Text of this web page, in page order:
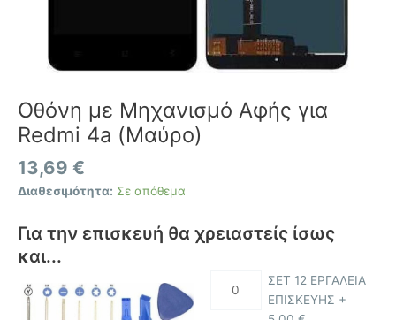
Οθόνη με Μηχανισμό Αφής για
Redmi 4a (Μαύρο)
13,69 €
Διαθεσιμότητα: Σε απόθεμα
Για την επισκευή θα χρειαστείς ίσως
και...
ΣΕΤ 12 ΕΡΓΑΛΕΙΑ
ΕΠΙΣΚΕΥΗΣ +